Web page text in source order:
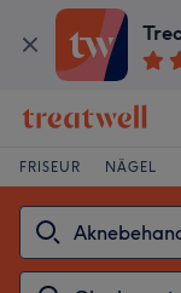
FRISEUR NÄGEL